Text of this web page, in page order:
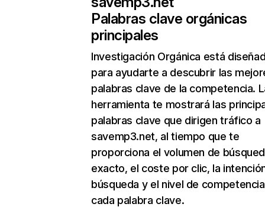
Palabras clave orgánicas
principales
Investigación Orgánica está
para ayudarte a descubrir las
palabras clave de la competencia.
herramienta te mostrará las
palabras clave que dirigen tráfico a
savemp3.net, al tiempo que te
proporciona el volumen de
exacto, el coste por clic, la
búsqueda y el nivel de
cada palabra clave.